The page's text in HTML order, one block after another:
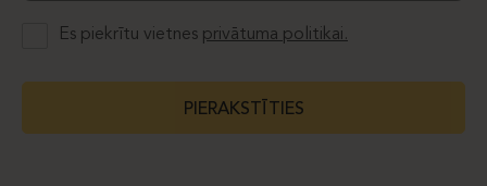
Es piekrītu vietnes privātuma politikai.
PIERAKSTĪTIES